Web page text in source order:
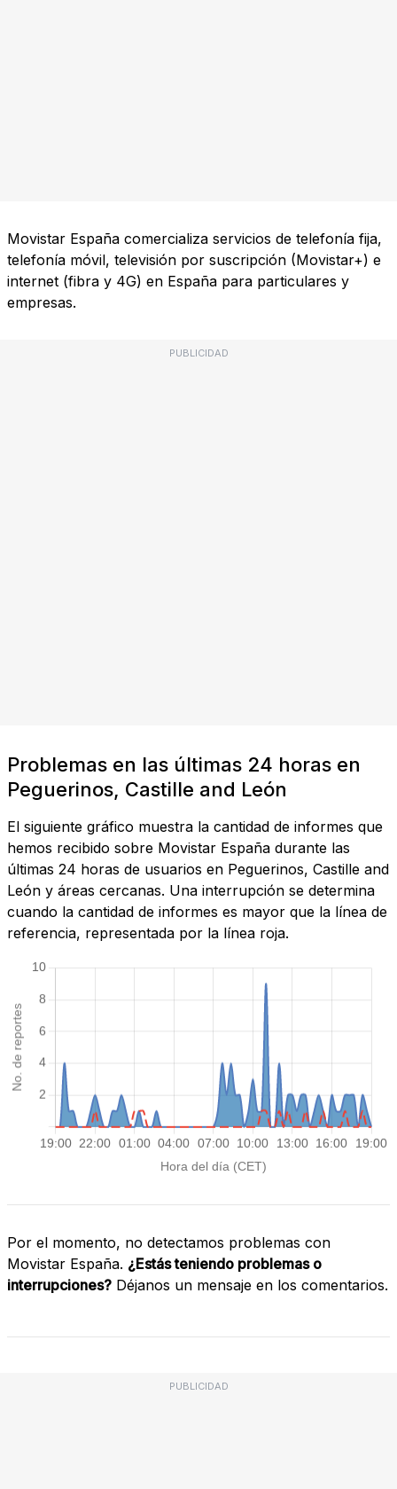
Movistar España comercializa servicios de telefonía fija,
telefonía móvil, televisión por suscripción (Movistar+) e
internet (fibra y 4G) en España para particulares y
empresas.
PUBLICIDAD
Problemas en las últimas 24 horas en
Peguerinos, Castille and León
El siguiente gráfico muestra la cantidad de informes que
hemos recibido sobre Movistar España durante las
últimas 24 horas de usuarios en Peguerinos, Castille and
León y áreas cercanas. Una interrupción se determina
cuando la cantidad de informes es mayor que la línea de
referencia, representada por la línea roja.
Por el momento, no detectamos problemas con
Movistar España. ¿Estás teniendo problemas o
interrupciones? Déjanos un mensaje en los comentarios.
PUBLICIDAD